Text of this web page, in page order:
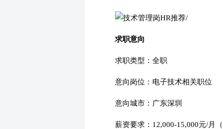
求职意向
求职类型：全职
意向岗位：电子技术相关职位
意向城市：广东深圳
薪资要求：12,000-15,000元/月